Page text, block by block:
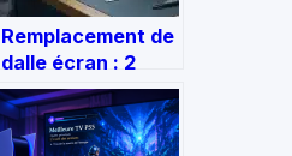
Remplacement de
dalle écran : 2
heures et 69€
pour restaurer
votre affichage